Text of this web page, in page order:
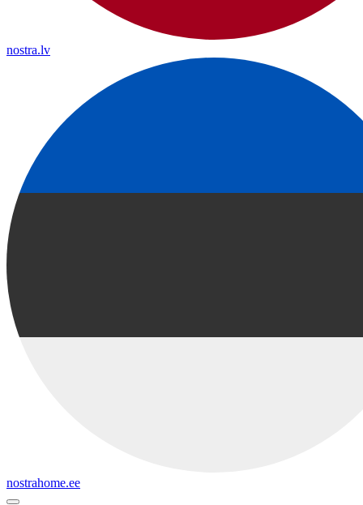
nostra.lv
nostrahome.ee